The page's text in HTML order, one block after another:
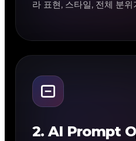
라 표현, 스타일, 전체 분
2. AI Prompt